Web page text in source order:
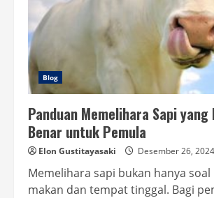
Blog
Panduan Memelihara Sapi yang
Benar untuk Pemula
Elon Gustitayasaki Desember 26, 2024
Memelihara sapi bukan hanya
makan dan tempat tinggal. Bagi